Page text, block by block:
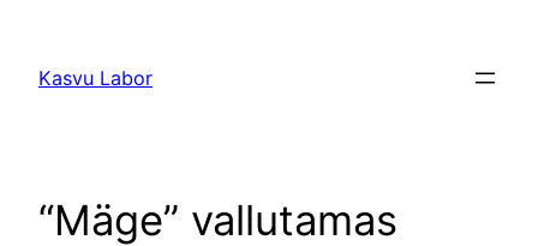
juurde
Kasvu Labor
“Mäge” vallutamas